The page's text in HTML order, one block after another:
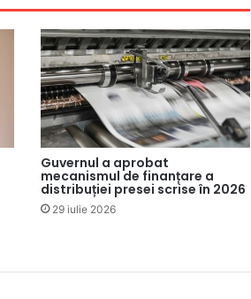
Guvernul a aprobat
mecanismul de finanțare a
distribuției presei scrise în 2026
29 iulie 2026